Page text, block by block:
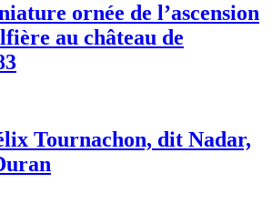
ornée de l’ascension
au château de
Tournachon, dit Nadar,